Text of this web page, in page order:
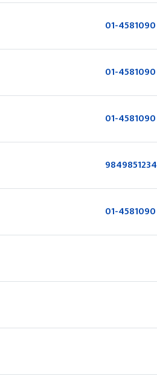
01-4581090
01-4581090
01-4581090
9849851234
01-4581090